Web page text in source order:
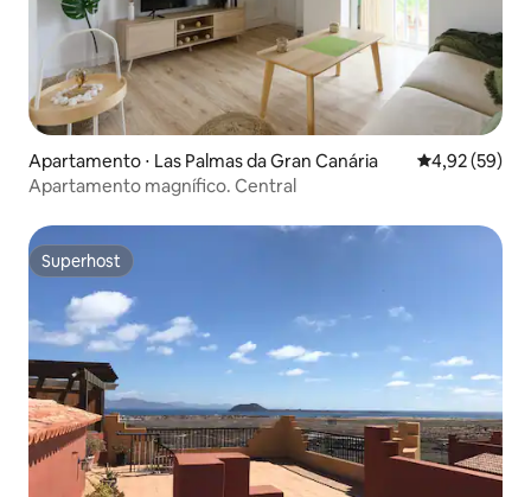
Apartamento ⋅ Las Palmas da Gran Canária 4,92 de uma
4,92 (59)
Apartamento magnífico. Central
Superhost
Superhost